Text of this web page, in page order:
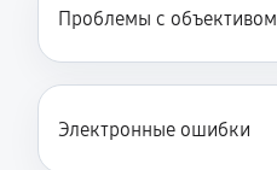
Проблемы с объективом
Электронные ошибки